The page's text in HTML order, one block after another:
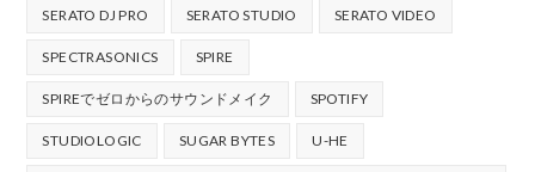
SERATO DJ PRO SERATO STUDIO SERATO VIDEO
SPECTRASONICS SPIRE
SPIREでゼロからのサウンドメイク SPOTIFY
STUDIOLOGIC SUGAR BYTES U-HE